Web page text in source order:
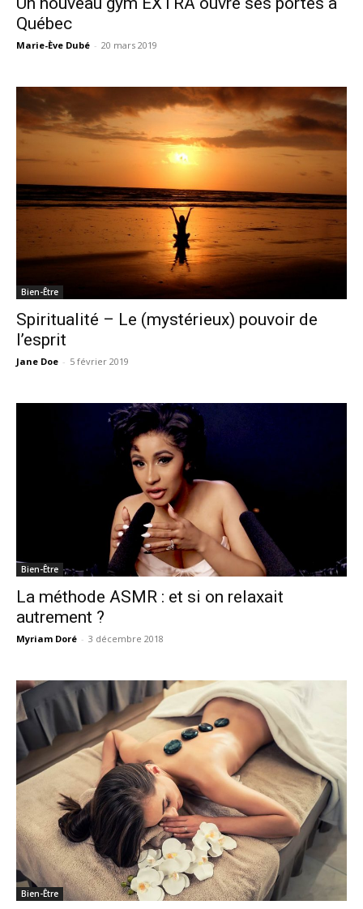
Québec
Marie-Ève Dubé - 20 mars 2019
Bien-Être
Spiritualité – Le (mystérieux) pouvoir de
l’esprit
Jane Doe - 5 février 2019
Bien-Être
La méthode ASMR : et si on relaxait
autrement ?
Myriam Doré - 3 décembre 2018
Bien-Être